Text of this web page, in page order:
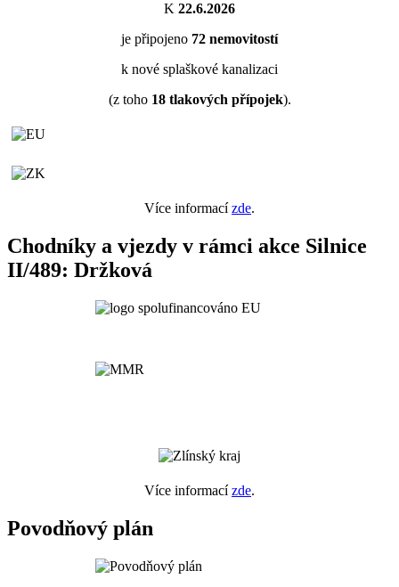
K 22.6.2026
je připojeno 72 nemovitostí
k nové splaškové kanalizaci
(z toho 18tlakových přípojek).
Více informacízde.
Chodníky a vjezdy v rámci akce Silnice
II/489: Držková
Více informacízde.
Povodňový plán